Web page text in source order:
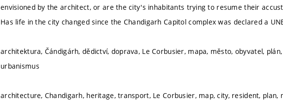
envisioned by the architect, or are the city's inhabitants trying to resume their
Has life in the city changed since the Chandigarh Capitol complex was declared a
architektura, Čándigárh, dědictví, doprava, Le Corbusier, mapa, město, obyvatel,
urbanismus
architecture, Chandigarh, heritage, transport, Le Corbusier, map, city, resident, plan,